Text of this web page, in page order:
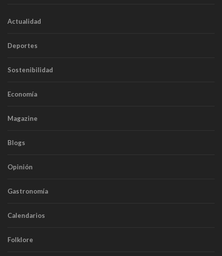
Actualidad
Deportes
Sostenibilidad
Economía
Magazine
Blogs
Opinión
Gastronomía
Calendarios
Folklore